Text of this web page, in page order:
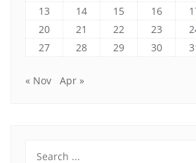
13
14 15 16
20
21 22 23
27
28 29 30
« Nov Apr »